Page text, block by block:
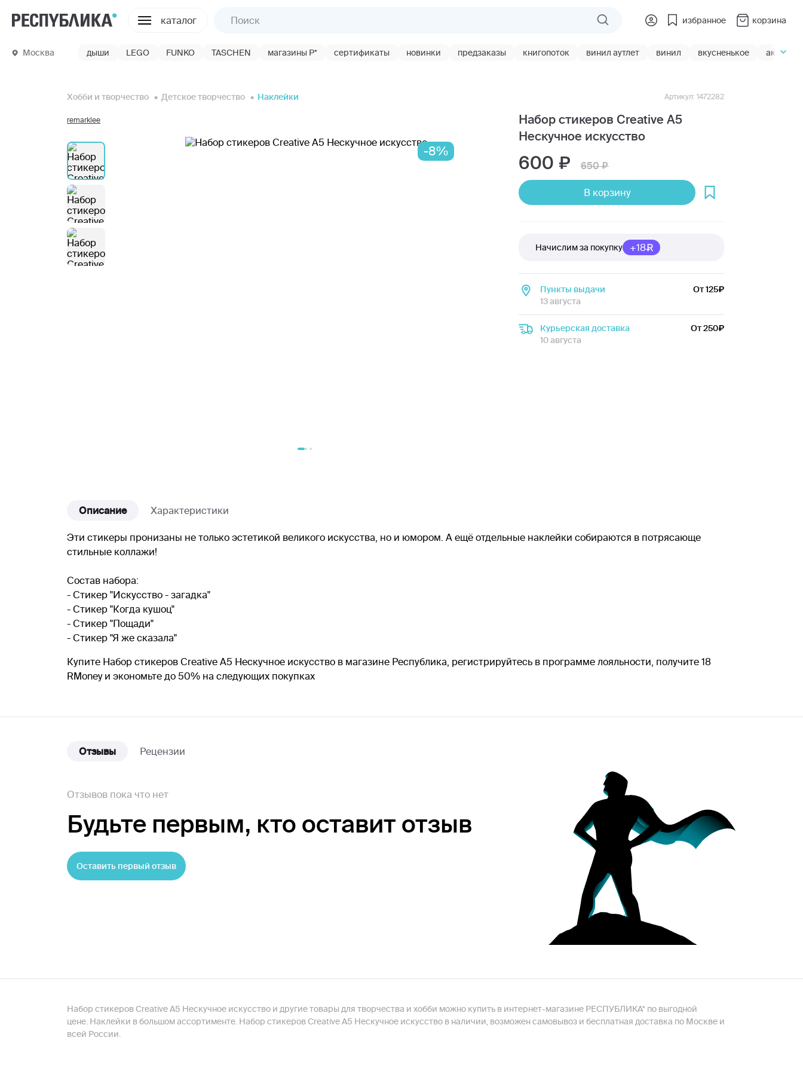
каталог избранное корзина
Москва дыши LEGO FUNKO TASCHEN магазины Р* сертификаты новинки предзаказы книгопоток винил аутлет винил вкусненькое акции
Хобби и творчество Детское творчество Наклейки
-8%
remarklee
Набор стикеров Creative А5
Нескучное искусство
Артикул: 1472282
600 650
В корзину
Начислим за покупку +18
Пункты выдачи
13 августа
От 125
Курьерская доставка
10 августа
От 250
Описание Характеристики
Эти стикеры пронизаны не только эстетикой великого искусства, но и юмором. А ещё отдельные наклейки собираются в потрясающе
стильные коллажи!
Состав набора:
- Стикер "Искусство - загадка"
- Стикер "Когда кушоц"
- Стикер "Пощади"
- Стикер "Я же сказала"
Купите Набор стикеров Creative А5 Нескучное искусство в магазине Республика, регистрируйтесь в программе лояльности, получите 18
RMoney и экономьте до 50% на следующих покупках
Отзывы Рецензии
Отзывов пока что нет
Будьте первым, кто оставит отзыв
Оставить первый отзыв
Набор стикеров Creative А5 Нескучное искусство и другие товары для творчества и хобби можно купить в интернет-магазине РЕСПУБЛИКА* по выгодной
цене. Наклейки в большом ассортименте. Набор стикеров Creative А5 Нескучное искусство в наличии, возможен самовывоз и бесплатная доставка по Москве и
всей России.